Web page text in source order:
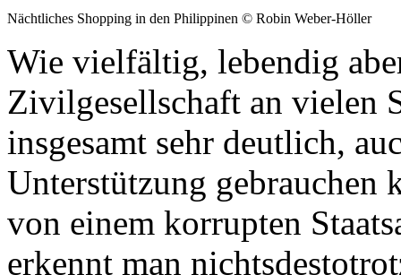
Nächtliches Shopping in den Philippinen © Robin Weber-Höller
Wie vielfältig, lebendig
Zivilgesellschaft an vielen
insgesamt sehr deutlich,
Unterstützung gebrauchen
von einem korrupten
erkennt man